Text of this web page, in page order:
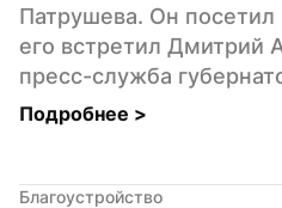
Патрушева. Он посетил
его встретил Дмитрий
пресс-служба
Подробнее >
Благоустройство